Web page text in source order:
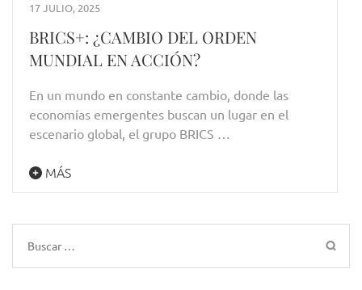
17 JULIO, 2025
BRICS+: ¿CAMBIO DEL ORDEN
MUNDIAL EN ACCIÓN?
En un mundo en constante cambio, donde las
economías emergentes buscan un lugar en el
escenario global, el grupo BRICS …
MÁS
Buscar: